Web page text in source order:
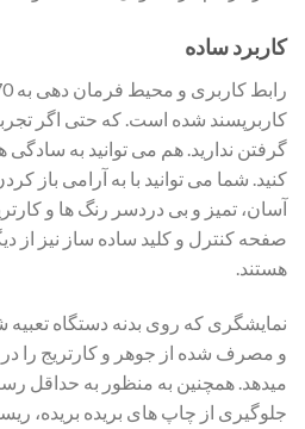
کاربرد ساده
کاربرپسند شده است. که حتی اگر
گرفتن ندارید. هم می توانید به سادگی
کنید. شما می توانید با به آرامی باز
آسان، تمیز و بی دردسر رنگ ها و
صفحه کنترل و کلید ساده ساز نیز از
هستند.
نمایشگری که روی بدنه دستگاه
و مصرف شده از جوهر و کارتریج را
میدهد. همچنین به منظور به حداقل